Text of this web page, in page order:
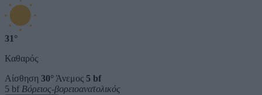
31°
Καθαρός
Αίσθηση 30° Άνεμος 5 bf
5 bf Βόρειος-βορειοανατολικός